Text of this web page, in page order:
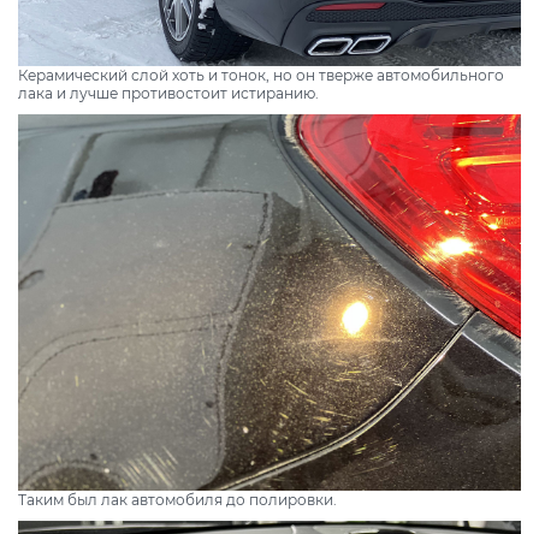
Керамический слой хоть и тонок, но он тверже автомобильного
лака и лучше противостоит истиранию.
Таким был лак автомобиля до полировки.